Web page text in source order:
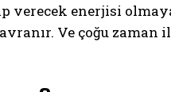
verecek enerjisi
Ve çoğu zaman